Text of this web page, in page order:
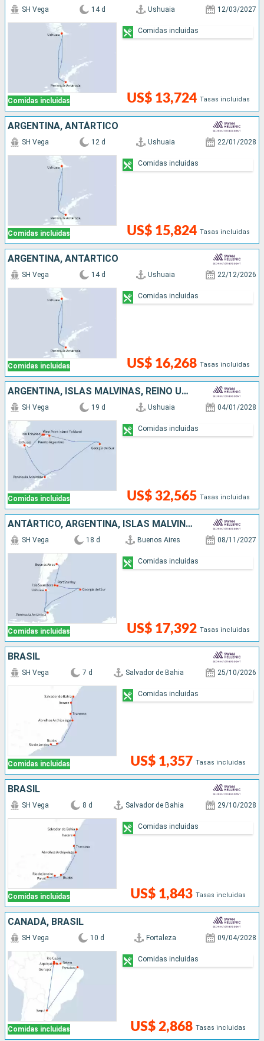
Comidas incluidas
SH Vega 14 d Ushuaia 12/03/2027
US$ 13,724 Tasas incluidas
Comidas incluidas
ARGENTINA, ANTÁRTICO
Comidas incluidas
SH Vega 12 d Ushuaia 22/01/2028
US$ 15,824 Tasas incluidas
Comidas incluidas
ARGENTINA, ANTÁRTICO
Comidas incluidas
SH Vega 14 d Ushuaia 22/12/2026
US$ 16,268 Tasas incluidas
Comidas incluidas
ARGENTINA, ISLAS MALVINAS, REINO UNIDO, ANTÁRTICO
Comidas incluidas
SH Vega 19 d Ushuaia 04/01/2028
US$ 32,565 Tasas incluidas
Comidas incluidas
ANTÁRTICO, ARGENTINA, ISLAS MALVINAS, REINO UNIDO
Comidas incluidas
SH Vega 18 d Buenos Aires 08/11/2027
US$ 17,392 Tasas incluidas
Comidas incluidas
BRASIL
Comidas incluidas
SH Vega 7 d Salvador de Bahia 25/10/2026
US$ 1,357 Tasas incluidas
Comidas incluidas
BRASIL
Comidas incluidas
SH Vega 8 d Salvador de Bahia 29/10/2028
US$ 1,843 Tasas incluidas
Comidas incluidas
CANADÁ, BRASIL
Comidas incluidas
SH Vega 10 d Fortaleza 09/04/2028
US$ 2,868 Tasas incluidas
Comidas incluidas